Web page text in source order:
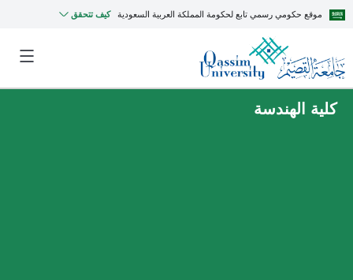
موقع حكومي رسمي تابع لحكومة المملكة العربية السعودية كيف تتحقق
كلية الهندسة